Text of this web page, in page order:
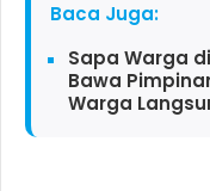
Baca Juga:
Sapa Warga
Bawa
Warga